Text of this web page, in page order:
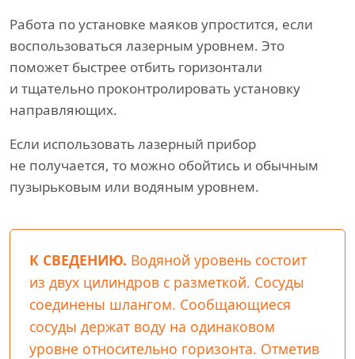
Работа по установке маяков упростится, если
воспользоваться лазерным уровнем. Это
поможет быстрее отбить горизонтали
и тщательно проконтролировать установку
направляющих.
Если использовать лазерный прибор
не получается, то можно обойтись и обычным
пузырьковым или водяным уровнем.
К СВЕДЕНИЮ. Водяной уровень состоит
из двух цилиндров с разметкой. Сосуды
соединены шлангом. Сообщающиеся
сосуды держат воду на одинаковом
уровне относительно горизонта. Отметив